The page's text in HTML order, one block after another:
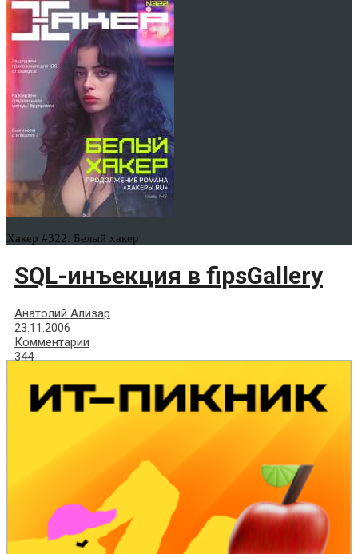
Хакер #322. Белый хакер
SQL-инъекция в fipsGallery
Анатолий Ализар
23.11.2006
Комментарии
344